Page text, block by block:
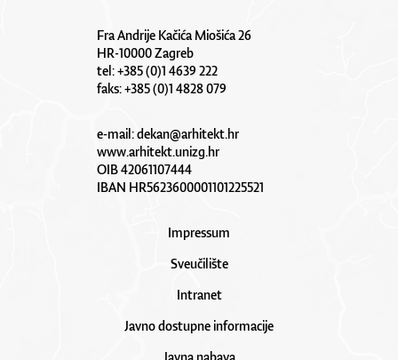
Fra Andrije Kačića Miošića 26
HR-10000 Zagreb
tel: +385 (0)1 4639 222
faks: +385 (0)1 4828 079
e-mail:dekan@arhitekt.hr
www.arhitekt.unizg.hr
OIB 42061107444
IBAN HR5623600001101225521
Impressum
Sveučilište
Intranet
Javno dostupne informacije